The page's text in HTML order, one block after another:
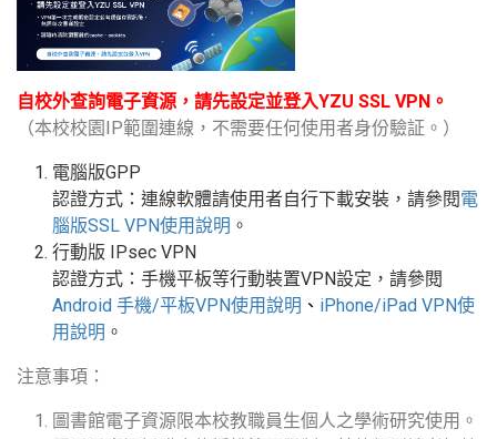
自校外查詢電子資源，請先設定並登入YZU SSL VPN。
（本校校園IP範圍連線，不需要任何使用者身份驗証。）
電腦版GPP
認證方式：連線軟體請使用者自行下載安裝，請參閱電
腦版SSL VPN使用說明 。
行動版
IPsec VPN
認證方式：手機平板等行動裝置VPN設定 ，請參閱
Android 手機/平板VPN使用說明 、 iPhone/iPad VPN使
用說明 。
注意事項：
圖書館電子資源限本校教職員生個人之學術研究使用。